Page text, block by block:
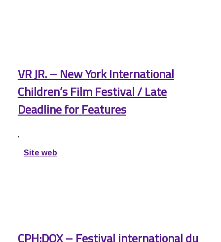
VR JR. – New York International
Children’s Film Festival / Late
Deadline for Features
,
Site web
CPH:DOX – Festival international du